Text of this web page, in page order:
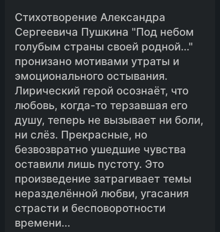
Стихотворение Александра
Сергеевича Пушкина "Под небом
голубым страны своей родной…"
пронизано мотивами утраты и
эмоционального остывания.
Лирический герой осознаёт, что
любовь, когда-то терзавшая его
душу, теперь не вызывает ни боли,
ни слёз. Прекрасные, но
безвозвратно ушедшие чувства
оставили лишь пустоту. Это
произведение затрагивает темы
неразделённой любви, угасания
страсти и бесповоротности
времени...